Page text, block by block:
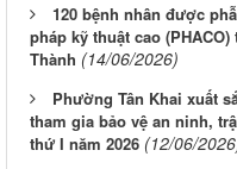
120 bệnh nhân được
pháp kỹ thuật cao
Thành (14/06/2026)
Phường Tân Khai xuất
tham gia bảo vệ an ninh,
thứ I năm 2026 (12/06/